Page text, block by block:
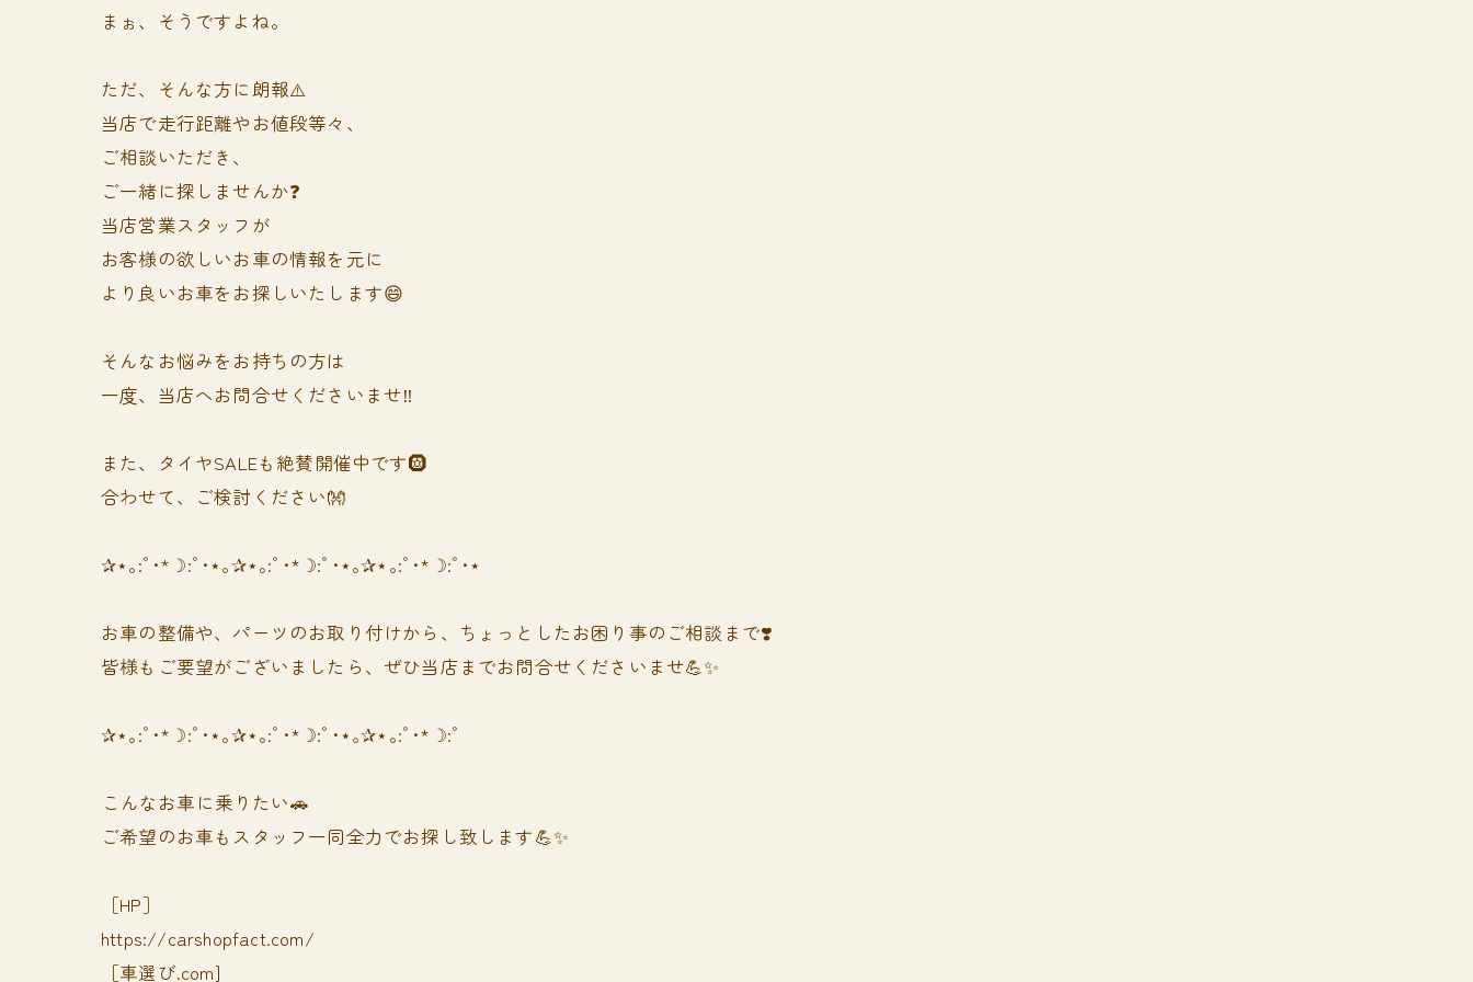
まぉ、そうですよね。
ただ、そんな方に朗報⚠️
当店で走行距離やお値段等々、
ご相談いただき、
ご一緒に探しませんか❓
当店営業スタッフが
お客様の欲しいお車の情報を元に
より良いお車をお探しいたします😄
そんなお悩みをお持ちの方は
一度、当店へお問合せくださいませ‼️
また、タイヤSALEも絶賛開催中です🛞
合わせて、ご検討ください👐
✰⋆｡:ﾟ･*☽:ﾟ･⋆｡✰⋆｡:ﾟ･*☽:ﾟ･⋆｡✰⋆｡:ﾟ･*☽:ﾟ･⋆
お車の整備や、パーツのお取り付けから、ちょっとしたお困り事のご相談まで❣️
皆様もご要望がございましたら、ぜひ当店までお問合せくださいませ💪✨
✰⋆｡:ﾟ･*☽:ﾟ･⋆｡✰⋆｡:ﾟ･*☽:ﾟ･⋆｡✰⋆｡:ﾟ･*☽:ﾟ
⁡⁡⁡こんなお車に乗りたい🚗
ご希望のお車もスタッフ一同全力でお探し致します💪✨
［HP］
https://carshopfact.com/
［車選び.com]